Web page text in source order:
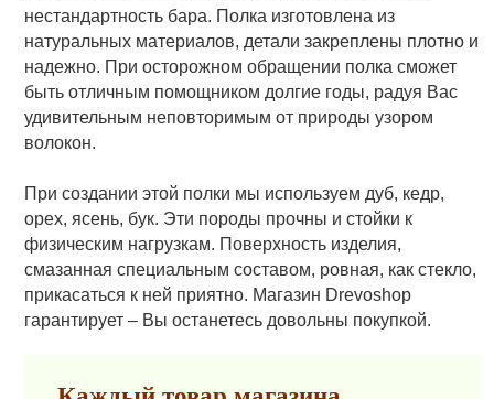
нестандартность бара. Полка изготовлена из
натуральных материалов, детали закреплены плотно и
надежно. При осторожном обращении полка сможет
быть отличным помощником долгие годы, радуя Вас
удивительным неповторимым от природы узором
волокон.
При создании этой полки мы используем дуб, кедр,
орех, ясень, бук. Эти породы прочны и стойки к
физическим нагрузкам. Поверхность изделия,
смазанная специальным составом, ровная, как стекло,
прикасаться к ней приятно. Магазин Drevoshop
гарантирует – Вы останетесь довольны покупкой.